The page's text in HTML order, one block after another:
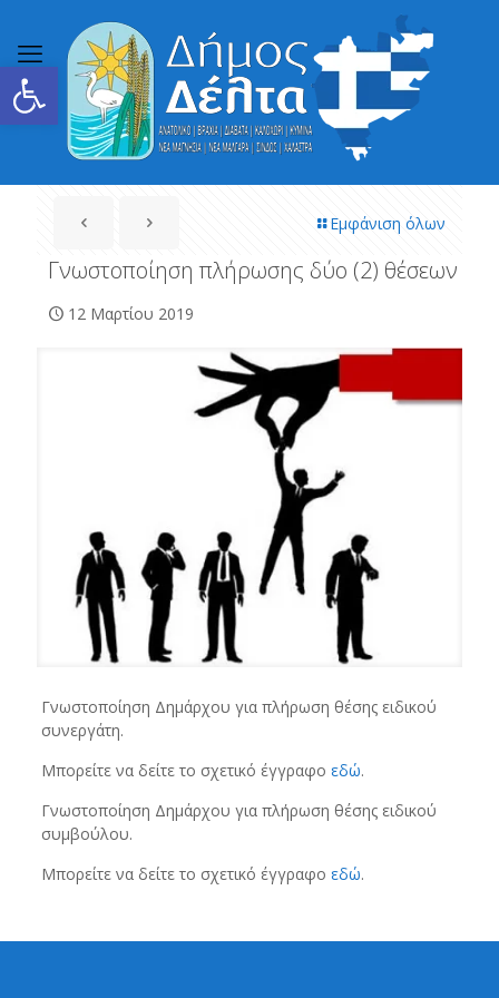
Ανοίξτε τη γραμμή εργαλείων
Εμφάνιση όλων
Γνωστοποίηση πλήρωσης δύο (2) θέσεων
12 Μαρτίου 2019
Γνωστοποίηση Δημάρχου για πλήρωση θέσης ειδικού
συνεργάτη.
Μπορείτε να δείτε το σχετικό έγγραφο εδώ.
Γνωστοποίηση Δημάρχου για πλήρωση θέσης ειδικού
συμβούλου.
Μπορείτε να δείτε το σχετικό έγγραφο εδώ.